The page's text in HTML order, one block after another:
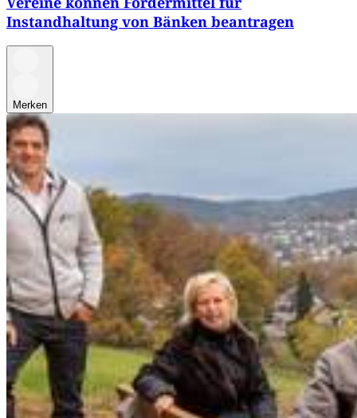
Instandhaltung von Bänken beantragen
Merken